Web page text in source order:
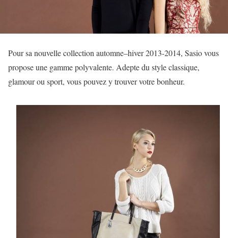
Pour sa nouvelle collection automne–hiver 2013-2014, Sasio vous
propose une gamme polyvalente. Adepte du style classique,
glamour ou sport, vous pouvez y trouver votre bonheur.